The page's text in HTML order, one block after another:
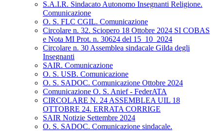
S.A.I.R. Sindacato Autonomo Insegnanti Religione.
Comunicazione
O. S. FLC CGIL. Comunicazione
Circolare n. 32. Sciopero 18 Ottobre 2024 SI COBAS
e Nota MI Prot. n. 30624 del 15_10_2024
Circolare n. 30 Assemblea sindacale Gilda degli
Insegnanti
SAIR. Comunicazione
O. S. USB. Comunicazione
O. S. SADOC. Comunicazione Ottobre 2024
Comunicazione O. S. Anief - FederATA
CIRCOLARE N. 24 ASSEMBLEA UIL 18
OTTOBRE 24. ERRATA CORRIGE
SAIR Notizie Settembre 2024
O. S. SADOC. Comunicazione sindacale.